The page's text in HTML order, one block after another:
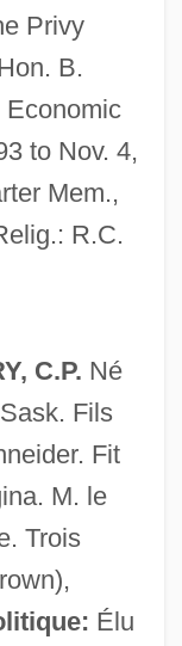
Privy
B.
Economic
to Nov. 4,
Mem.,
R.C.
C.P. Né
Fils
Fit
M. le
Trois
Élu